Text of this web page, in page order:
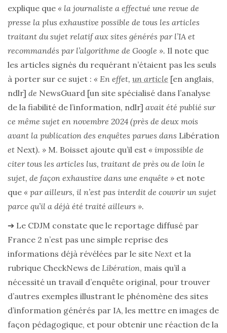
explique que « la journaliste a effectué une revue de
presse la plus exhaustive possible de tous les articles
traitant du sujet relatif aux sites générés par l’IA et
recommandés par l’algorithme de Google ». Il note que
les articles signés du requérant n’étaient pas les seuls
à porter sur ce sujet : « En effet, un article [en anglais,
ndlr] de NewsGuard [un site spécialisé dans l’analyse
de la fiabilité de l’information, ndlr] avait été publié sur
ce même sujet en novembre 2024 (près de deux mois
avant la publication des enquêtes parues dans Libération
et Next). » M. Boisset ajoute qu’il est « impossible de
citer tous les articles lus, traitant de près ou de loin le
sujet, de façon exhaustive dans une enquête » et note
que « par ailleurs, il n’est pas interdit de couvrir un sujet
parce qu’il a déjà été traité ailleurs ».
➔ Le CDJM constate que le reportage diffusé par
France 2 n’est pas une simple reprise des
informations déjà révélées par le site Next et la
rubrique CheckNews de Libération, mais qu’il a
nécessité un travail d’enquête original, pour trouver
d’autres exemples illustrant le phénomène des sites
d’information générés par IA, les mettre en images de
façon pédagogique, et pour obtenir une réaction de la